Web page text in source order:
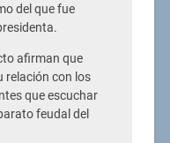
del que fue
afirman que
relación con los
que escuchar
feudal del